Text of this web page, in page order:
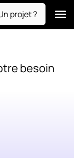
projet ?
besoin